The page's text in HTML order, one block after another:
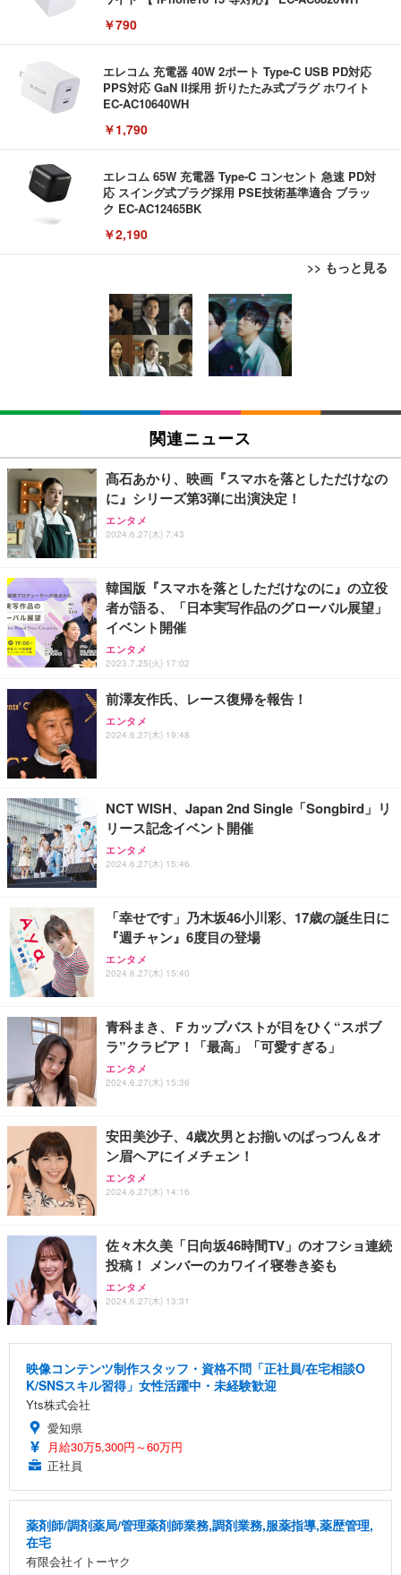
￥790
エレコム 充電器 40W 2ポート Type-C USB PD対応
PPS対応 GaN II採用 折りたたみ式プラグ ホワイト
EC-AC10640WH
￥1,790
エレコム 65W 充電器 Type-C コンセント 急速 PD対
応 スイング式プラグ採用 PSE技術基準適合 ブラッ
ク EC-AC12465BK
￥2,190
>> もっと見る
【整備済み品】ノートパソコン 富士通 LIEFBOOK
U9311X/F 13.3型 第11世代 Core i5-1145G7/Window
s11 Pro/MS Office 2021搭載/Webカメラ/Wifi・Blue
tooth・HDMI・Type-C/360度回転対応/有線静音マウ
ス付属/180日保証(タッチスクリーン/メモリ16GB,S
￥44,948
【整備済み品】中古 ノートパソコン 富士通 A5511/
Office 2021 Pro 付属/Webカメラ/DVD/豊富な接続端
子 (HDMI, VGA, USB 3.0)/ 有線静音マウス付属/ 180
日保証（メモリ 8GB,SSD256GB）
【整備済み品】中古 ノートパソコン 富士通 A5511/
15.6型/ 第11世代 Core i3-1125G4// Win11 Pro/MS
Office 2021 Pro 付属/Webカメラ/DVD/豊富な接続端
【整備済み品】ノートパソコン 富士通 LIEFBOOK
U9311X/F 13.3型 第11世代 Core i5-1145G7/Window
s11 Pro/MS Office 2021搭載/Webカメラ/Wifi・Blue
tooth・HDMI・Type-C/360度回転対応/有線静音マウ
D256GB)
VETESAノートパソコン Corei7 15.6インチ IPS液
晶/1920×1080FHD Office2024搭載 Win11 Pro ノー
習用 ピンク
エレコム 充電器 Type-C USB-C 20W USB PD対応
ケーブル一体型 1.5m PSE認証品 GaN採用 折りたた
み式プラグ しろちゃん 【 iPhone16 15 等対応】 E
C-AC6920WF
￥1,090
モバイルバッテリー 大容量 30000mAh 【22.5W/20
ッテリー 5台同時充電 Type-C出力 スマホ 充電器 LC
D残量表示 LEDライト付き ストラップ付き 持ち運び
携帯充電器 停電対策 アウトドア/旅行/出張/防災/緊
急用 iOS/Android各種他対応 機内持込可 (高級白い)
エレコム 充電器 Type-C USB-C 20W USB PD対応 1
ポート PSE認証品 GaN採用 折りたたみ式プラグ ホ
ワイト 【 iPhone16 15 等対応】 EC-AC6820WH
エレコム 充電器 40W 2ポート Type-C USB PD対応
PPS対応 GaN II採用 折りたたみ式プラグ ホワイト
EC-AC10640WH
エレコム 65W 充電器 Type-C コンセント 急速 PD対
応 スイング式プラグ採用 PSE技術基準適合 ブラッ
【New】Amazon Fire TV Stick HD | 手軽にストリ
ーミングをはじめよう | ストリーミングメディアプ
レイヤー
￥6,980
【New】Amazon Fire TV Stick HD | 手軽にストリ
Amazon Fire TV Stick 4K Select | 4Kの高画質スト
リーミング | ストリーミングメディアプレイヤー
Amazon Fire TV Stick 4K Plus | 映画館のような4K
体験 | ストリーミングメディアプレイヤー
￥9,980
Amazon Echo Dot (エコードット) 第5世代 - Alex
a、センサー搭載、鮮やかなサウンド｜チャコール
関連ニュース
髙石あかり、映画『スマホを落としただけなの
に』シリーズ第3弾に出演決定！
エンタメ
2024.6.27(木) 7:43
韓国版『スマホを落としただけなのに』の立役
者が語る、「日本実写作品のグローバル展望」
イベント開催
エンタメ
2023.7.25(火) 17:02
前澤友作氏、レース復帰を報告！
エンタメ
2024.6.27(木) 19:48
NCT WISH、Japan 2nd Single「Songbird」リ
リース記念イベント開催
エンタメ
2024.6.27(木) 15:46
「幸せです」乃木坂46小川彩、17歳の誕生日に
『週チャン』6度目の登場
エンタメ
2024.6.27(木) 15:40
青科まき、Ｆカップバストが目をひく“スポブ
ラ”クラビア！「最高」「可愛すぎる」
エンタメ
2024.6.27(木) 15:36
安田美沙子、4歳次男とお揃いのぱっつん＆オ
ン眉ヘアにイメチェン！
エンタメ
2024.6.27(木) 14:16
佐々木久美「日向坂46時間TV」のオフショ連続
投稿！ メンバーのカワイイ寝巻き姿も
エンタメ
2024.6.27(木) 13:31
映像コンテンツ制作スタッフ・資格不問「正社員/在宅相談O
K/SNSスキル習得」女性活躍中・未経験歓迎
Yts株式会社
愛知県
月給30万5,300円～60万円
正社員
薬剤師/調剤薬局/管理薬剤師業務,調剤業務,服薬指導,薬歴管理,
在宅
有限会社イトーヤク